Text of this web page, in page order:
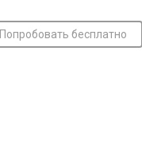
Попробовать бесплатно